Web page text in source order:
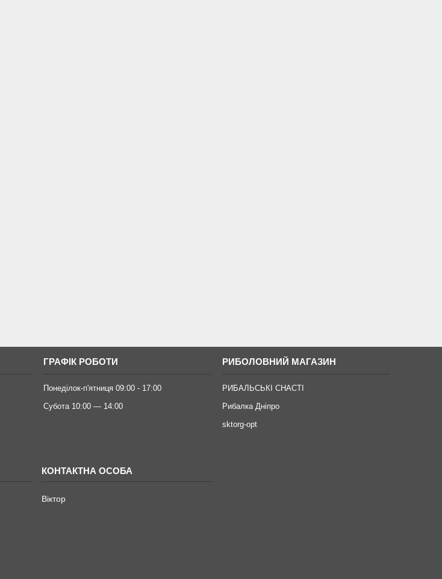
ГРАФІК РОБОТИ
Понеділок-п'ятниця 09:00 - 17:00
Субота 10:00 — 14:00
РИБОЛОВНИЙ МАГАЗИН
РИБАЛЬСЬКІ СНАСТІ
Рибалка Дніпро
sktorg-opt
Віктор